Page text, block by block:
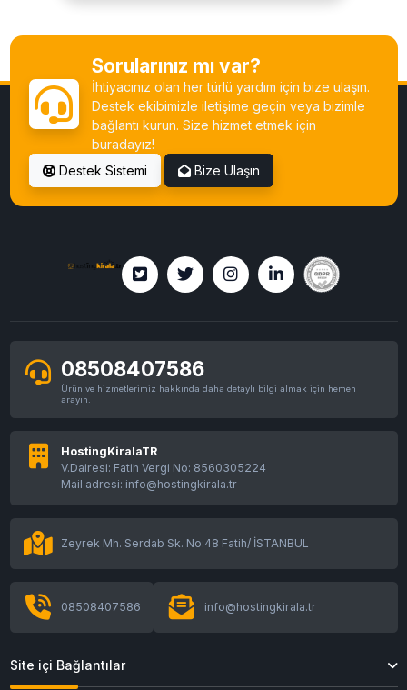
Sorularınız mı var?
İhtiyacınız olan her türlü yardım için bize ulaşın.
Destek ekibimizle iletişime geçin veya bizimle
bağlantı kurun. Size hizmet etmek için
buradayız!
Destek Sistemi
Bize Ulaşın
08508407586
Ürün ve hizmetlerimiz hakkında daha detaylı bilgi almak için hemen
arayın.
HostingKiralaTR
V.Dairesi: Fatih Vergi No: 8560305224
Mail adresi: info@hostingkirala.tr
Zeyrek Mh. Serdab Sk. No:48 Fatih/ İSTANBUL
08508407586 info@hostingkirala.tr
Site içi Bağlantılar